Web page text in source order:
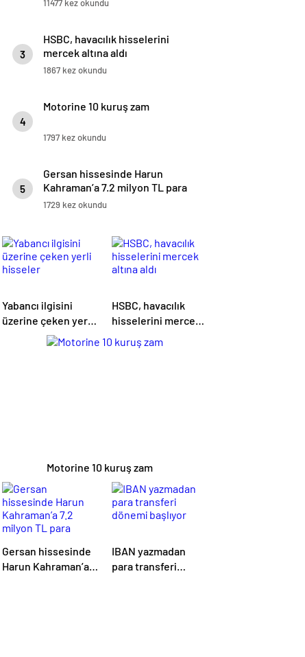
11477 kez okundu
3
HSBC, havacılık hisselerini
mercek altına aldı
1867 kez okundu
4
Motorine 10 kuruş zam
1797 kez okundu
5
Gersan hissesinde Harun
Kahraman’a 7.2 milyon TL para
cezası
1729 kez okundu
Yabancı ilgisini
üzerine çeken yerli
HSBC, havacılık
hisselerini mercek
altına aldı
Motorine 10 kuruş zam
Gersan hissesinde
Harun Kahraman’a
IBAN yazmadan
para transferi